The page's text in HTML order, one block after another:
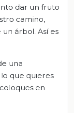
dar un fruto
camino,
árbol. Así es
una
que quieres
en